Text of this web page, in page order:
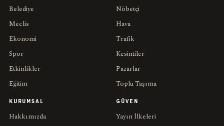
Belediye
Meclis
Ekonomi
Spor
Etkinlikler
Eğitim
Nöbetçi
Hava
Trafik
Kesintiler
Pazarlar
Toplu Taşıma
KURUMSAL
Hakkımızda
GÜVEN
Yayın İlkeleri